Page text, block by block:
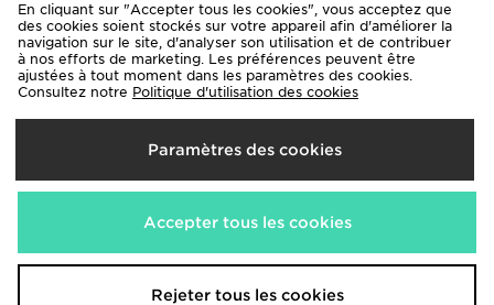
60,00€
En cliquant sur "Accepter tous les cookies", vous acceptez que
des cookies soient stockés sur votre appareil afin d'améliorer la
navigation sur le site, d'analyser son utilisation et de contribuer
à nos efforts de marketing. Les préférences peuvent être
ajustées à tout moment dans les paramètres des cookies.
Consultez notre Politique d'utilisation des cookies
Paramètres des cookies
Accepter tous les cookies
Rejeter tous les cookies